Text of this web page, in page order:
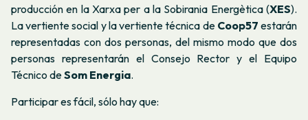
producción en la Xarxa per a la Sobirania Energètica (XES).
La vertiente social y la vertiente técnica de Coop57 estarán
representadas con dos personas, del mismo modo que dos
personas representarán el Consejo Rector y el Equipo
Técnico deSom Energia.
Participar es fácil, sólo hay que: